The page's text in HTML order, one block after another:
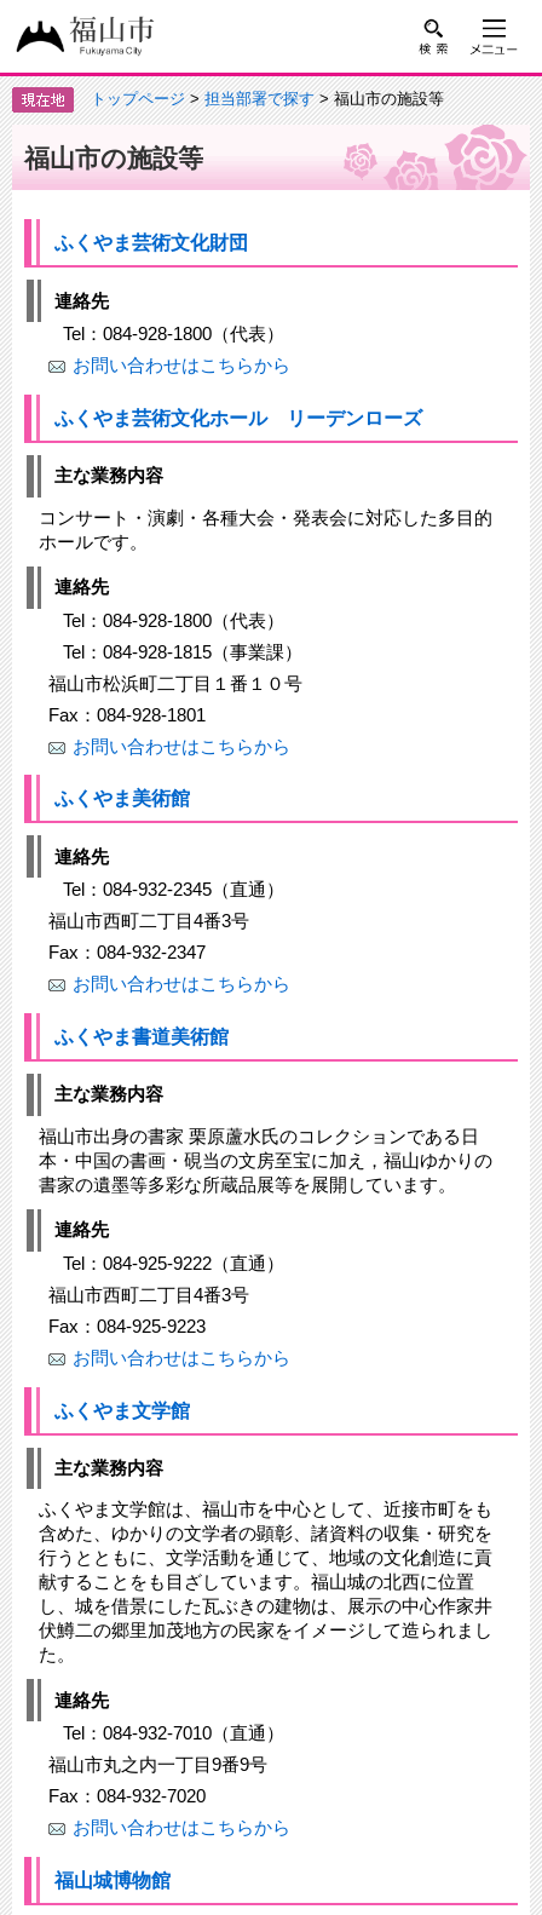
トップページ>担当部署で探す> 福山市の施設等
福山市の施設等
ふくやま芸術文化財団
連絡先
Tel：084-928-1800（代表）
お問い合わせはこちらから
ふくやま芸術文化ホール リーデンローズ
主な業務内容
コンサート・演劇・各種大会・発表会に対応した多目的
ホールです。
連絡先
Tel：084-928-1800（代表）
Tel：084-928-1815（事業課）
福山市松浜町二丁目１番１０号
Fax：084-928-1801
お問い合わせはこちらから
ふくやま美術館
連絡先
Tel：084-932-2345（直通）
福山市西町二丁目4番3号
Fax：084-932-2347
お問い合わせはこちらから
ふくやま書道美術館
主な業務内容
福山市出身の書家 栗原蘆水氏のコレクションである日
本・中国の書画・硯当の文房至宝に加え，福山ゆかりの
書家の遺墨等多彩な所蔵品展等を展開しています。
連絡先
Tel：084-925-9222（直通）
福山市西町二丁目4番3号
Fax：084-925-9223
お問い合わせはこちらから
ふくやま文学館
主な業務内容
ふくやま文学館は、福山市を中心として、近接市町をも
含めた、ゆかりの文学者の顕彰、諸資料の収集・研究を
行うとともに、文学活動を通じて、地域の文化創造に貢
献することをも目ざしています。福山城の北西に位置
し、城を借景にした瓦ぶきの建物は、展示の中心作家井
伏鱒二の郷里加茂地方の民家をイメージして造られまし
た。
連絡先
Tel：084-932-7010（直通）
福山市丸之内一丁目9番9号
Fax：084-932-7020
お問い合わせはこちらから
福山城博物館